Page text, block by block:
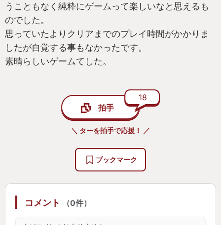
うこともなく純粋にゲームって楽しいなと思えるも
のでした。
思っていたよりクリアまでのプレイ時間がかかりま
したが自覚する事もなかったです。
素晴らしいゲームてした。
拍手
18
＼ ターを拍手で応援！ ／
ブックマーク
コメント （0件）